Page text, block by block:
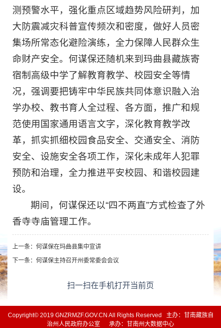
测预警水平，强化重点区域趋势风险研判，加
大防震减灾科普宣传频次和密度，做好人员密
集场所常态化避险演练，全力保障人民群众生
命财产安全。何谋保还随机来到玛曲县藏族寄
宿制高级中学了解教育教学、校园安全等情
况，强调要把铸牢中华民族共同体意识融入治
学办校、教书育人全过程、各方面，推广和规
范使用国家通用语言文字，深化教育教学改
革，抓实抓细校园食品安全、交通安全、消防
安全、设施安全各项工作，深化未成年人犯罪
预防和治理，全力推进平安校园、和谐校园建
设。
期间，何谋保还以“四不两直”方式检查了外
香寺寺庙管理工作。
上一条： 何谋保在玛曲县集中宣讲
下一条： 何谋保主持召开州委常委会会议
扫一扫在手机打开当前页
Copyright© 2019 GNZRMZF.GOV.CN All Rights Reserved 主办：甘南藏族自
治州人民政府办公室 承办：甘南州大数据中心